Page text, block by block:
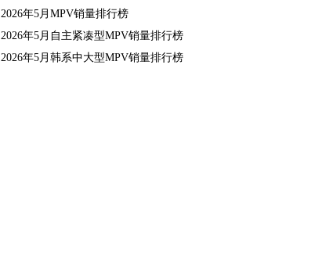
2026年5月MPV销量排行榜
2026年5月自主紧凑型MPV销量排行榜
2026年5月韩系中大型MPV销量排行榜